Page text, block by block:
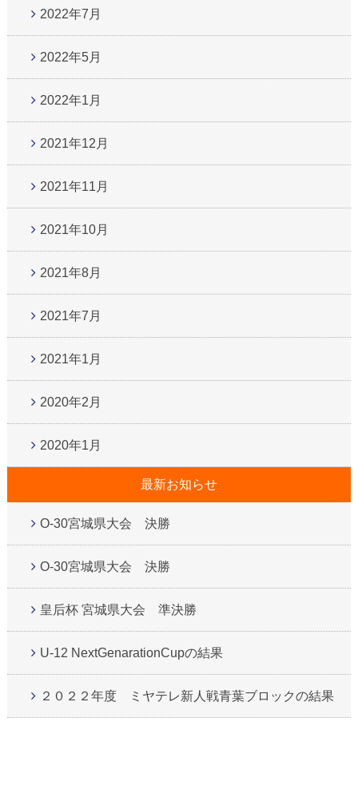
2022年7月
2022年5月
2022年1月
2021年12月
2021年11月
2021年10月
2021年8月
2021年7月
2021年1月
2020年2月
2020年1月
最新お知らせ
O-30宮城県大会 決勝
O-30宮城県大会 決勝
皇后杯 宮城県大会 準決勝
U-12 NextGenarationCupの結果
２０２２年度 ミヤテレ新人戦青葉ブロックの結果